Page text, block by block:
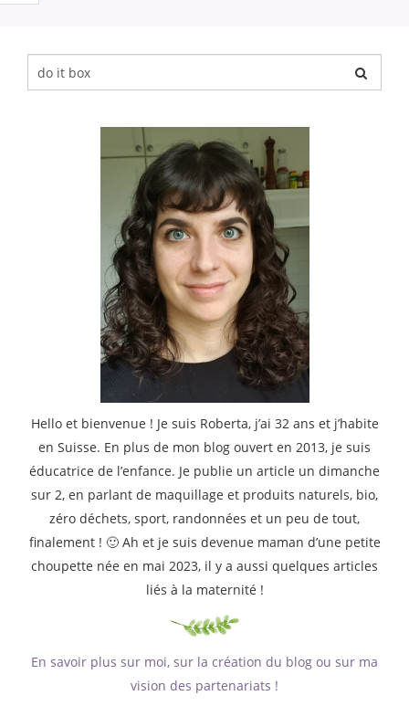
pour
Hello et bienvenue ! Je suis Roberta, j’ai 32 ans et j’habite
en Suisse. En plus de mon blog ouvert en 2013, je suis
éducatrice de l’enfance. Je publie un article un dimanche
sur 2, en parlant de maquillage et produits naturels, bio,
zéro déchets, sport, randonnées et un peu de tout,
finalement ! 🙂 Ah et je suis devenue maman d’une petite
choupette née en mai 2023, il y a aussi quelques articles
liés à la maternité !
En savoir plus sur moi, sur la création du blog ou sur ma
vision des partenariats !